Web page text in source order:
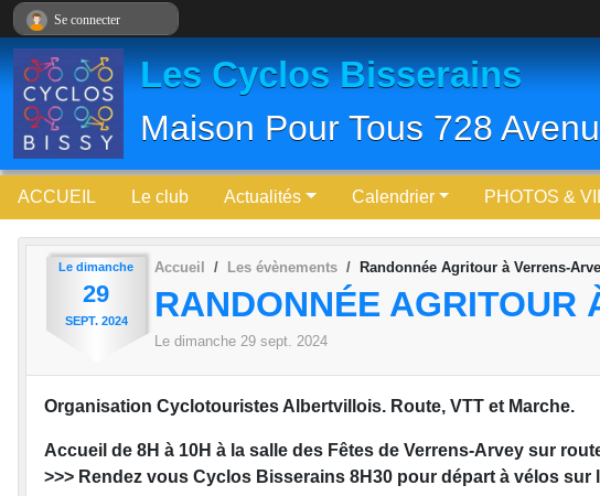
Les Cyclos Bisserains
Maison Pour Tous 728
ACCUEIL Le club Actualités Calendrier PHOTOS &
Le dimanche
29
SEPT. 2024
Accueil Les évènements Randonnée Agritour à Verrens-
RANDONNÉE AGRITOUR
Le dimanche 29 sept. 2024
Organisation Cyclotouristes Albertvillois. Route, VTT et Marche.
Accueil de 8H à 10H à la salle des Fêtes de Verrens-Arvey sur
>>> Rendez vous Cyclos Bisserains 8H30 pour départ à vélos sur
Se connecter
Panneau de gestion des cookies